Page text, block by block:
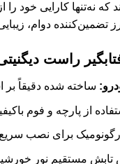
که نه‌تنها کارایی
تضمین‌کننده دوام،
راست
ساخته شده دقیقاً بر
از پارچه و فوم
برای نصب سریع
مستقیم نور